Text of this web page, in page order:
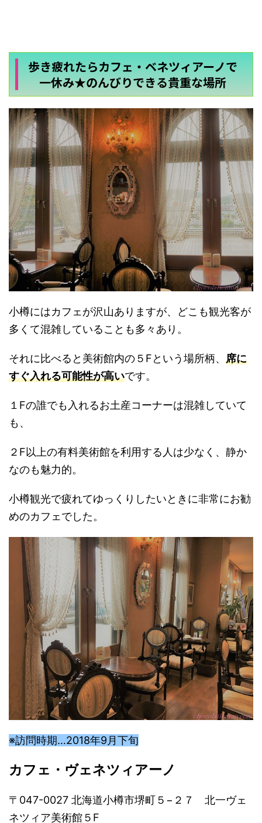
歩き疲れたらカフェ・ベネツィアーノで
一休み★のんびりできる貴重な場所
小樽にはカフェが沢山ありますが、どこも観光客が
多くて混雑していることも多々あり。
それに比べると美術館内の５Fという場所柄、 席に
すぐ入れる可能性が高いです。
１Fの誰でも入れるお土産コーナーは混雑していて
も、
２F以上の有料美術館を利用する人は少なく、静か
なのも魅力的。
小樽観光で疲れてゆっくりしたいときに非常にお勧
めのカフェでした。
※訪問時期…2018年9月下旬
カフェ・ヴェネツィアーノ
〒047-0027 北海道小樽市堺町５−２７ 北一ヴェ
ネツィア美術館５F